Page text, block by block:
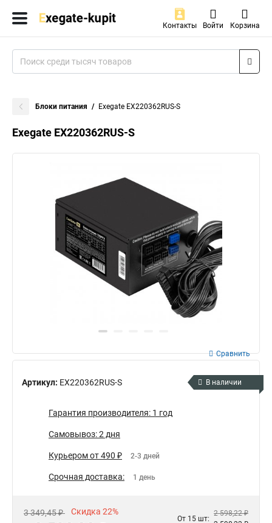
Контакты Войти Корзина
Блоки питания Exegate EX220362RUS-S
Exegate EX220362RUS-S
Артикул: EX220362RUS-S
Сравнить
В наличии
Гарантия производителя: 1 год
Самовывоз: 2 дня
Курьером от 490 ₽ 2-3 дней
Срочная доставка: 1 день
3 349,45 ₽ Скидка 22%
От 15 шт:
2 598,22 ₽